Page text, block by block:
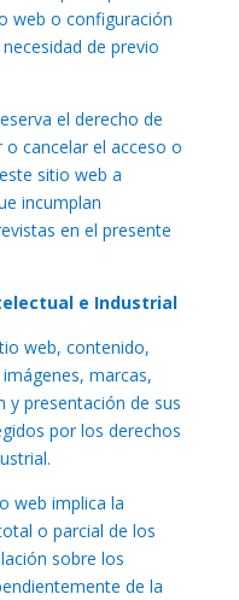
web o configuración
de previo
el derecho de
cancelar el acceso o
sitio web a
incumplan
en el presente
e Industrial
web, contenido,
marcas,
y presentación de sus
por los derechos
web implica la
o parcial de los
sobre los
de la